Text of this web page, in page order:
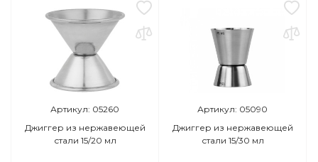
Артикул: 05260
Джиггер из нержавеющей
стали 15/20 мл
Артикул: 05090
Джиггер из нержавеющей
стали 15/30 мл